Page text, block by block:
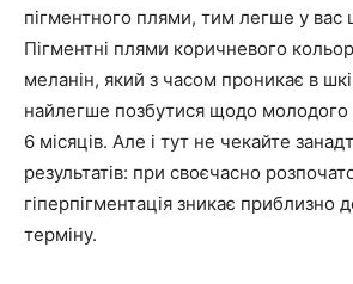
пігментного плями, тим легше у вас
Пігментні плями коричневого
меланін, який з часом проникає в
найлегше позбутися щодо
6 місяців. Але і тут не чекайте
результатів: при своєчасно
гіперпігментація зникає приблизно
терміну.